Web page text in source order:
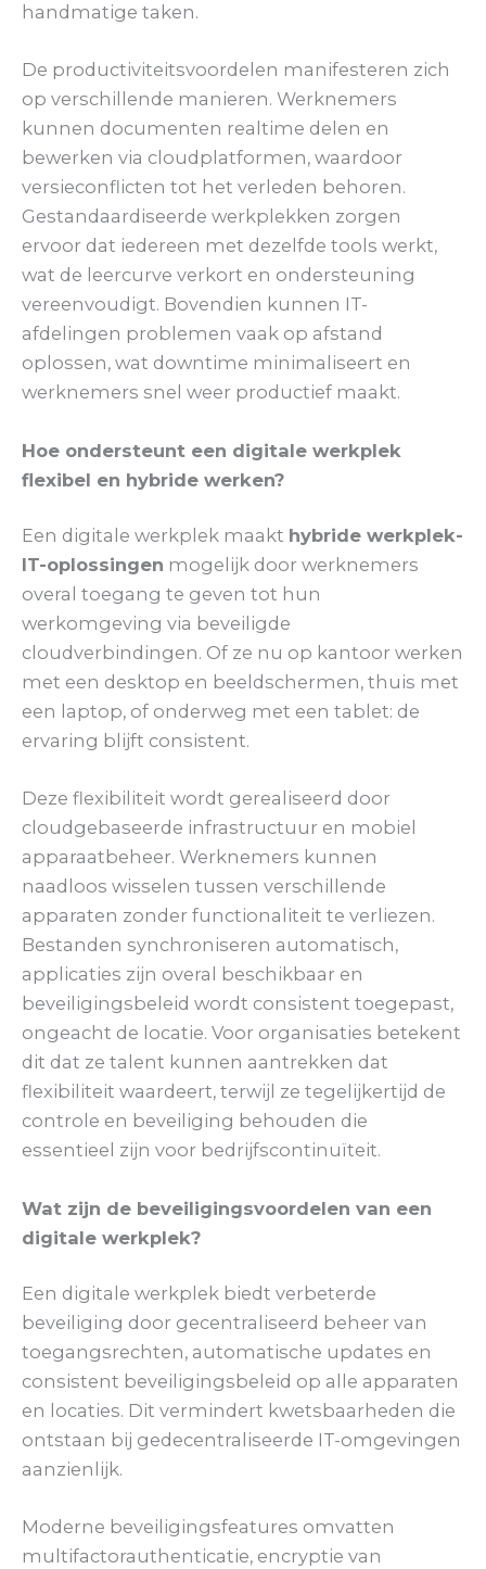
handmatige taken.
De productiviteitsvoordelen manifesteren zich
op verschillende manieren. Werknemers
kunnen documenten realtime delen en
bewerken via cloudplatformen, waardoor
versieconflicten tot het verleden behoren.
Gestandaardiseerde werkplekken zorgen
ervoor dat iedereen met dezelfde tools werkt,
wat de leercurve verkort en ondersteuning
vereenvoudigt. Bovendien kunnen IT-
afdelingen problemen vaak op afstand
oplossen, wat downtime minimaliseert en
werknemers snel weer productief maakt.
Hoe ondersteunt een digitale werkplek
flexibel en hybride werken?
Een digitale werkplek maakt hybride werkplek-
IT-oplossingen mogelijk door werknemers
overal toegang te geven tot hun
werkomgeving via beveiligde
cloudverbindingen. Of ze nu op kantoor werken
met een desktop en beeldschermen, thuis met
een laptop, of onderweg met een tablet: de
ervaring blijft consistent.
Deze flexibiliteit wordt gerealiseerd door
cloudgebaseerde infrastructuur en mobiel
apparaatbeheer. Werknemers kunnen
naadloos wisselen tussen verschillende
apparaten zonder functionaliteit te verliezen.
Bestanden synchroniseren automatisch,
applicaties zijn overal beschikbaar en
beveiligingsbeleid wordt consistent toegepast,
ongeacht de locatie. Voor organisaties betekent
dit dat ze talent kunnen aantrekken dat
flexibiliteit waardeert, terwijl ze tegelijkertijd de
controle en beveiliging behouden die
essentieel zijn voor bedrijfscontinuïteit.
Wat zijn de beveiligingsvoordelen van een
digitale werkplek?
Een digitale werkplek biedt verbeterde
beveiliging door gecentraliseerd beheer van
toegangsrechten, automatische updates en
consistent beveiligingsbeleid op alle apparaten
en locaties. Dit vermindert kwetsbaarheden die
ontstaan bij gedecentraliseerde IT-omgevingen
aanzienlijk.
Moderne beveiligingsfeatures omvatten
multifactorauthenticatie, encryptie van